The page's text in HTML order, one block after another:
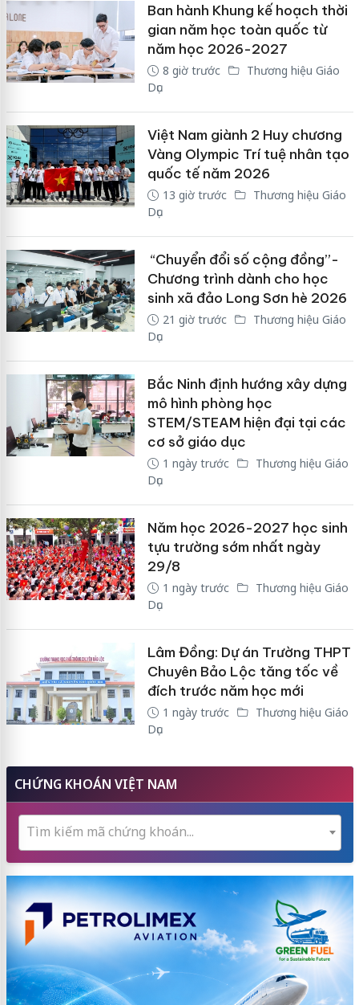
Ban hành Khung kế hoạch thời
gian năm học toàn quốc từ
năm học 2026-2027
8 giờ trước
Thương hiệu Giáo
Dục
Việt Nam giành 2 Huy chương
Vàng Olympic Trí tuệ nhân tạo
quốc tế năm 2026
13 giờ trước
Thương hiệu Giáo
Dục
“Chuyển đổi số cộng đồng”-
Chương trình dành cho học
sinh xã đảo Long Sơn hè 2026
21 giờ trước
Thương hiệu Giáo
Dục
Bắc Ninh định hướng xây dựng
mô hình phòng học
STEM/STEAM hiện đại tại các
cơ sở giáo dục
1 ngày trước
Thương hiệu Giáo
Dục
Năm học 2026-2027 học sinh
tựu trường sớm nhất ngày
29/8
1 ngày trước
Thương hiệu Giáo
Dục
Lâm Đồng: Dự án Trường THPT
Chuyên Bảo Lộc tăng tốc về
đích trước năm học mới
1 ngày trước
Thương hiệu Giáo
Dục
CHỨNG KHOÁN VIỆT NAM
Tìm kiếm mã chứng khoán...